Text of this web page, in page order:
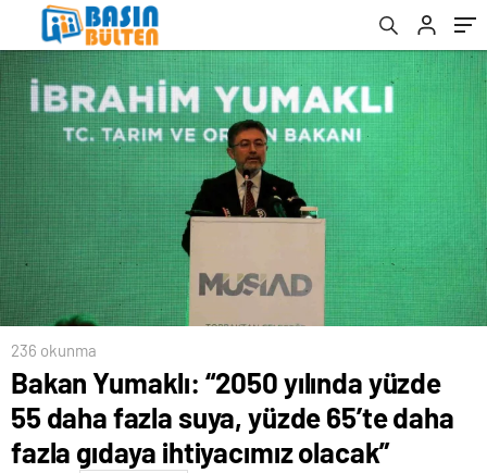
ihtiyacımız olacak”
236 okunma
Bakan Yumaklı: “2050 yılında yüzde
55 daha fazla suya, yüzde 65’te daha
fazla gıdaya ihtiyacımız olacak”